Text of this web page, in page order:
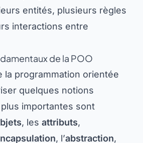
entités, plusieurs règles
interactions entre
de la POO
la programmation orientée
quelques notions
importantes sont
, les attributs,
, l’abstraction,